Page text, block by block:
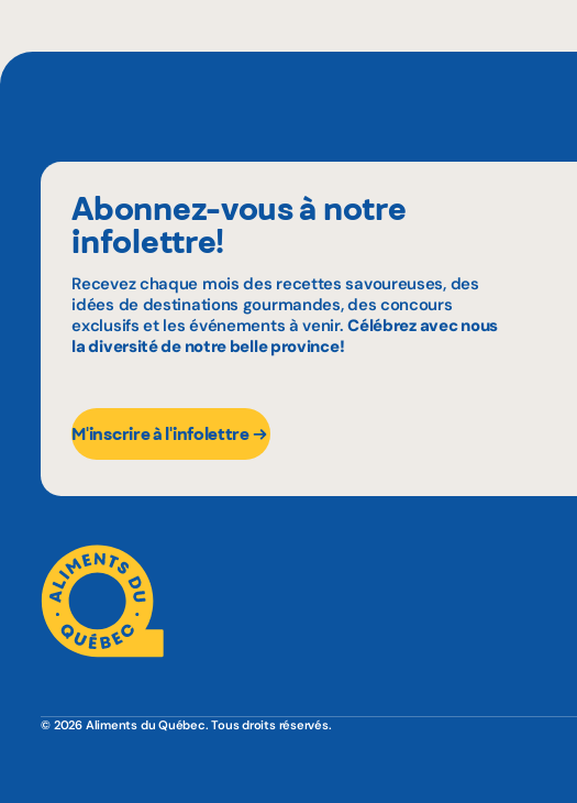
Abonnez-vous à notre
infolettre!
Recevez chaque mois des recettes savoureuses, des
idées de destinations gourmandes, des concours
exclusifs et les événements à venir.Célébrez avec nous
la diversité de notre belle province!
M'inscrire à l'infolettre
© 2026 Aliments du Québec. Tous droits réservés.